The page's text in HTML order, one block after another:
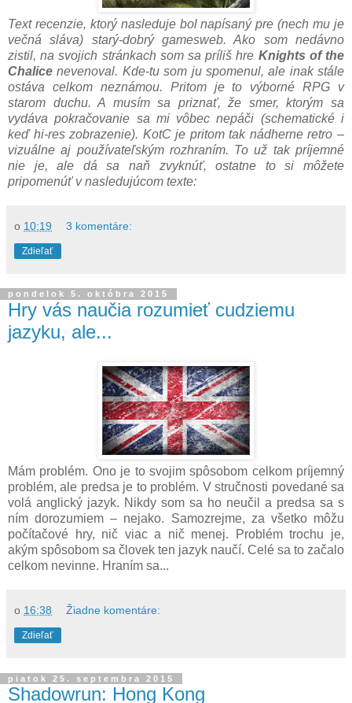
Text recenzie, ktorý nasleduje bol napísaný pre (nech mu je
večná sláva) starý-dobrý gamesweb. Ako som nedávno
zistil, na svojich stránkach som sa príliš hre Knights of the
Chalice nevenoval. Kde-tu som ju spomenul, ale inak stále
ostáva celkom neznámou. Pritom je to výborné RPG v
starom duchu. A musím sa priznať, že smer, ktorým sa
vydáva pokračovanie sa mi vôbec nepáči (schematické i
keď hi-res zobrazenie). KotC je pritom tak nádherne retro –
vizuálne aj používateľským rozhraním. To už tak príjemné
nie je, ale dá sa naň zvyknúť, ostatne to si môžete
pripomenúť v nasledujúcom texte:
o 10:19 3 komentáre:
Zdieľať
pondelok 5. októbra 2015
Hry vás naučia rozumieť cudziemu
jazyku, ale...
Mám problém. Ono je to svojim spôsobom celkom príjemný
problém, ale predsa je to problém. V stručnosti povedané sa
volá anglický jazyk. Nikdy som sa ho neučil a predsa sa s
ním dorozumiem – nejako. Samozrejme, za všetko môžu
počítačové hry, nič viac a nič menej. Problém trochu je,
akým spôsobom sa človek ten jazyk naučí. Celé sa to začalo
celkom nevinne. Hraním sa...
o 16:38 Žiadne komentáre:
Zdieľať
piatok 25. septembra 2015
Shadowrun: Hong Kong